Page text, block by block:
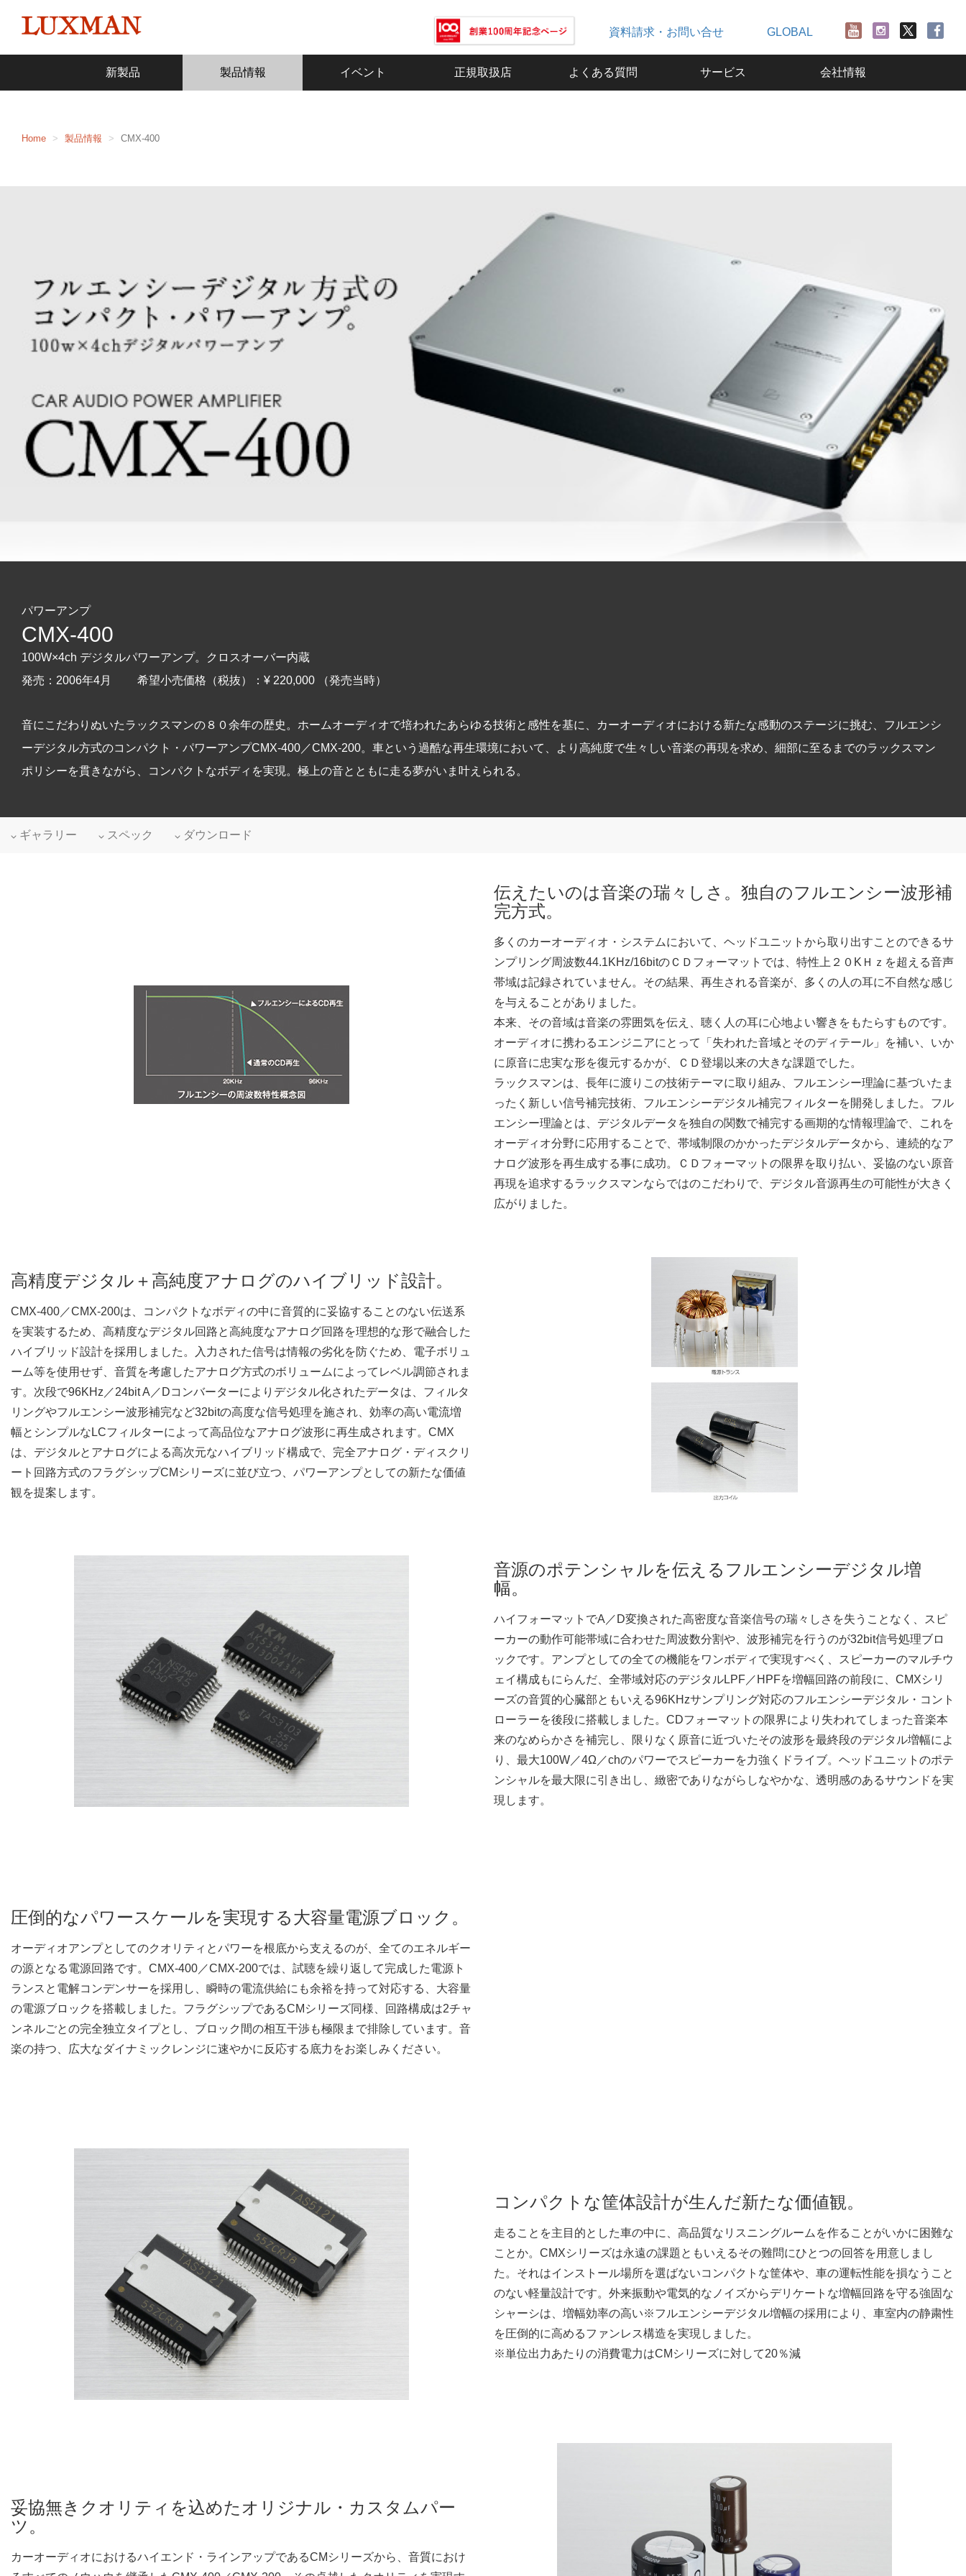
資料請求・お問い合せ GLOBAL
新製品 製品情報 イベント 正規取扱店 よくある質問 サービス 会社情報
Home 製品情報 CMX-400
パワーアンプ
CMX-400
100W×4ch デジタルパワーアンプ。クロスオーバー内蔵
発売：2006年4月 希望小売価格（税抜）：¥ 220,000 （発売当時）
音にこだわりぬいたラックスマンの８０余年の歴史。ホームオーディオで培われたあらゆる技術と感性を基に、カーオーディオにおける新たな感動のステージに挑む、フルエンシ
ーデジタル方式のコンパクト・パワーアンプCMX-400／CMX-200。車という過酷な再生環境において、より高純度で生々しい音楽の再現を求め、細部に至るまでのラックスマン
ポリシーを貫きながら、コンパクトなボディを実現。極上の音とともに走る夢がいま叶えられる。
ギャラリー スペック ダウンロード
伝えたいのは音楽の瑞々しさ。独自のフルエンシー波形補
完方式。
多くのカーオーディオ・システムにおいて、ヘッドユニットから取り出すことのできるサ
ンプリング周波数44.1KHz/16bitのＣＤフォーマットでは、特性上２０KＨｚを超える音声
帯域は記録されていません。その結果、再生される音楽が、多くの人の耳に不自然な感じ
を与えることがありました。
本来、その音域は音楽の雰囲気を伝え、聴く人の耳に心地よい響きをもたらすものです。
オーディオに携わるエンジニアにとって「失われた音域とそのディテール」を補い、いか
に原音に忠実な形を復元するかが、ＣＤ登場以来の大きな課題でした。
ラックスマンは、長年に渡りこの技術テーマに取り組み、フルエンシー理論に基づいたま
ったく新しい信号補完技術、フルエンシーデジタル補完フィルターを開発しました。フル
エンシー理論とは、デジタルデータを独自の関数で補完する画期的な情報理論で、これを
オーディオ分野に応用することで、帯域制限のかかったデジタルデータから、連続的なア
ナログ波形を再生成する事に成功。ＣＤフォーマットの限界を取り払い、妥協のない原音
再現を追求するラックスマンならではのこだわりで、デジタル音源再生の可能性が大きく
広がりました。
高精度デジタル＋高純度アナログのハイブリッド設計。
CMX-400／CMX-200は、コンパクトなボディの中に音質的に妥協することのない伝送系
を実装するため、高精度なデジタル回路と高純度なアナログ回路を理想的な形で融合した
ハイブリッド設計を採用しました。入力された信号は情報の劣化を防ぐため、電子ボリュ
ーム等を使用せず、音質を考慮したアナログ方式のボリュームによってレベル調節されま
す。次段で96KHz／24bit A／Dコンバーターによりデジタル化されたデータは、フィルタ
リングやフルエンシー波形補完など32bitの高度な信号処理を施され、効率の高い電流増
幅とシンプルなLCフィルターによって高品位なアナログ波形に再生成されます。CMX
は、デジタルとアナログによる高次元なハイブリッド構成で、完全アナログ・ディスクリ
ート回路方式のフラグシップCMシリーズに並び立つ、パワーアンプとしての新たな価値
観を提案します。
音源のポテンシャルを伝えるフルエンシーデジタル増
幅。
ハイフォーマットでA／D変換された高密度な音楽信号の瑞々しさを失うことなく、スピ
ーカーの動作可能帯域に合わせた周波数分割や、波形補完を行うのが32bit信号処理ブロ
ックです。アンプとしての全ての機能をワンボディで実現すべく、スピーカーのマルチウ
ェイ構成もにらんだ、全帯域対応のデジタルLPF／HPFを増幅回路の前段に、CMXシリ
ーズの音質的心臓部ともいえる96KHzサンプリング対応のフルエンシーデジタル・コント
ローラーを後段に搭載しました。CDフォーマットの限界により失われてしまった音楽本
来のなめらかさを補完し、限りなく原音に近づいたその波形を最終段のデジタル増幅によ
り、最大100W／4Ω／chのパワーでスピーカーを力強くドライブ。ヘッドユニットのポテ
ンシャルを最大限に引き出し、緻密でありながらしなやかな、透明感のあるサウンドを実
現します。
圧倒的なパワースケールを実現する大容量電源ブロック。
オーディオアンプとしてのクオリティとパワーを根底から支えるのが、全てのエネルギー
の源となる電源回路です。CMX-400／CMX-200では、試聴を繰り返して完成した電源ト
ランスと電解コンデンサーを採用し、瞬時の電流供給にも余裕を持って対応する、大容量
の電源ブロックを搭載しました。フラグシップであるCMシリーズ同様、回路構成は2チャ
ンネルごとの完全独立タイプとし、ブロック間の相互干渉も極限まで排除しています。音
楽の持つ、広大なダイナミックレンジに速やかに反応する底力をお楽しみください。
コンパクトな筐体設計が生んだ新たな価値観。
走ることを主目的とした車の中に、高品質なリスニングルームを作ることがいかに困難な
ことか。CMXシリーズは永遠の課題ともいえるその難問にひとつの回答を用意しまし
た。それはインストール場所を選ばないコンパクトな筐体や、車の運転性能を損なうこと
のない軽量設計です。外来振動や電気的なノイズからデリケートな増幅回路を守る強固な
シャーシは、増幅効率の高い※フルエンシーデジタル増幅の採用により、車室内の静粛性
を圧倒的に高めるファンレス構造を実現しました。
※単位出力あたりの消費電力はCMシリーズに対して20％減
妥協無きクオリティを込めたオリジナル・カスタムパー
ツ。
カーオーディオにおけるハイエンド・ラインアップであるCMシリーズから、音質におけ